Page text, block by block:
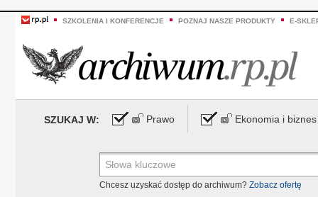
SZKOLENIA I KONFERENCJE POZNAJ NASZE PRODUKTY E-
SZUKAJ W: Prawo Ekonomia i biznes
Chcesz uzyskać dostęp do archiwum? Zobacz ofertę